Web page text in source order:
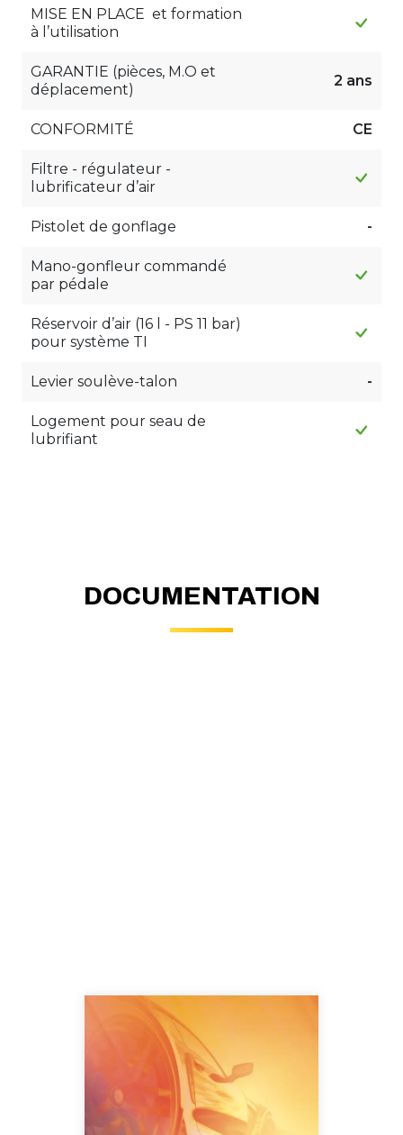
MISE EN PLACE et formation
à l’utilisation
GARANTIE (pièces, M.O et
déplacement)
2 ans
CONFORMITÉ CE
Filtre - régulateur -
lubrificateur d’air
Pistolet de gonflage -
Mano-gonfleur commandé
par pédale
Réservoir d’air (16 l - PS 11 bar)
pour système TI
Levier soulève-talon -
Logement pour seau de
lubrifiant
DOCUMENTATION